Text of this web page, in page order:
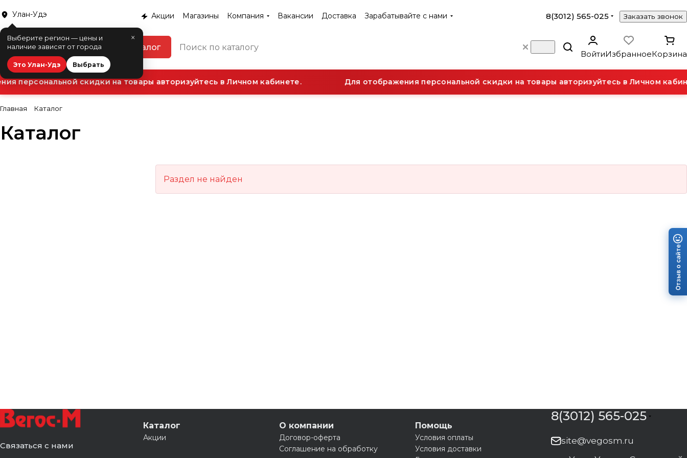
Улан-Удэ
×
Выберите регион — цены и
наличие зависят от города
Это Улан-Удэ Выбрать
Акции Магазины Компания Вакансии Доставка Зарабатывайте с нами 8(3012) 565-025 Заказать звонок
Каталог
ВойтиИзбранноеКорзина
персональной скидки на товары авторизуйтесь в Личном кабинете. Для отображения персональной скидки на товары авторизуйтесь в Личном
Главная Каталог
Каталог
Раздел не найден
Связаться с нами
Каталог
Акции
О компании
Договор-оферта
Соглашение на обработку
Помощь
Условия оплаты
Условия доставки
8(3012) 565-025
site@vegosm.ru
Отзыв о сайте